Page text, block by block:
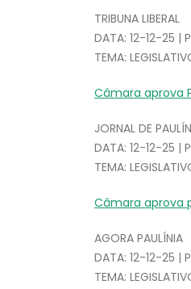
TRIBUNA LIBERAL
DATA: 12-12-25 |
TEMA:
Câmara aprova
JORNAL DE
DATA: 12-12-25 |
TEMA:
Câmara aprova
AGORA PAULÍNIA
DATA: 12-12-25 |
TEMA: